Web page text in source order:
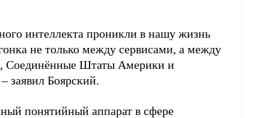
интеллекта проникли в нашу жизнь
не только между сервисами, а между
Соединённые Штаты Америки и
заявил Боярский.
понятийный аппарат в сфере